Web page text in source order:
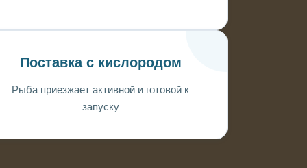
Поставка с кислородом
Рыба приезжает активной и готовой к
запуску